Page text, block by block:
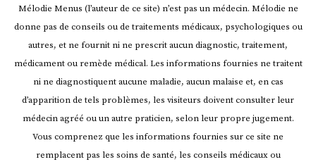
Mélodie Menus (l’auteur de ce site) n’est pas un médecin. Mélodie ne
donne pas de conseils ou de traitements médicaux, psychologiques ou
autres, et ne fournit ni ne prescrit aucun diagnostic, traitement,
médicament ou remède médical. Les informations fournies ne traitent
ni ne diagnostiquent aucune maladie, aucun malaise et, en cas
d’apparition de tels problèmes, les visiteurs doivent consulter leur
médecin agréé ou un autre praticien, selon leur propre jugement.
Vous comprenez que les informations fournies sur ce site ne
remplacent pas les soins de santé, les conseils médicaux ou